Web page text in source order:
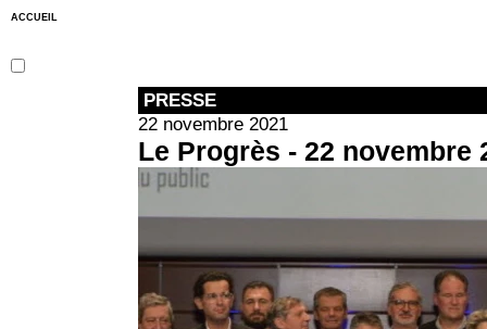
ACCUEIL
PRESSE
22 novembre 2021
Le Progrès - 22 novembre